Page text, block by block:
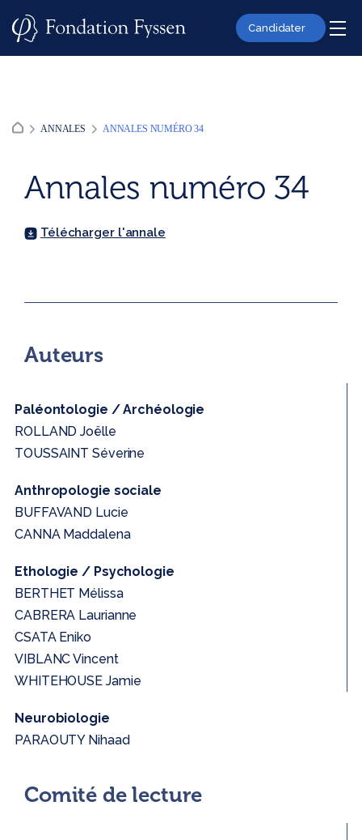
Candidater
ANNALES ANNALES NUMÉRO 34
Annales numéro 34
Télécharger l'annale
Auteurs
Paléontologie / Archéologie
ROLLAND Joëlle
TOUSSAINT Séverine
Anthropologie sociale
BUFFAVAND Lucie
CANNA Maddalena
Ethologie / Psychologie
BERTHET Mélissa
CABRERA Laurianne
CSATA Eniko
VIBLANC Vincent
WHITEHOUSE Jamie
Neurobiologie
PARAOUTY Nihaad
Comité de lecture